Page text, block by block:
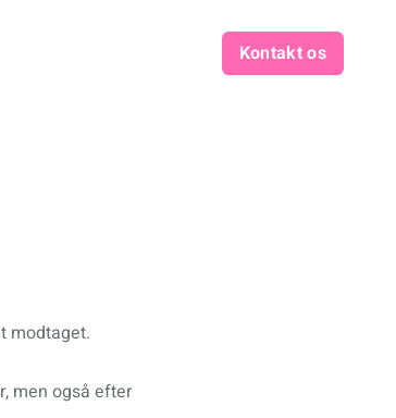
Kontakt os
modtaget.
men også efter